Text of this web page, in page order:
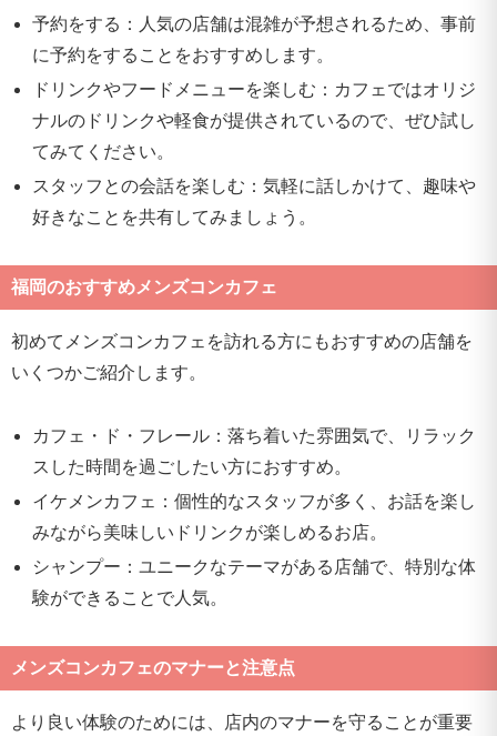
予約をする：人気の店舗は混雑が予想されるため、事前
に予約をすることをおすすめします。
ドリンクやフードメニューを楽しむ：カフェではオリジ
ナルのドリンクや軽食が提供されているので、ぜひ試し
てみてください。
スタッフとの会話を楽しむ：気軽に話しかけて、趣味や
好きなことを共有してみましょう。
福岡のおすすめメンズコンカフェ
初めてメンズコンカフェを訪れる方にもおすすめの店舗を
いくつかご紹介します。
カフェ・ド・フレール：落ち着いた雰囲気で、リラック
スした時間を過ごしたい方におすすめ。
イケメンカフェ：個性的なスタッフが多く、お話を楽し
みながら美味しいドリンクが楽しめるお店。
シャンプー：ユニークなテーマがある店舗で、特別な体
験ができることで人気。
メンズコンカフェのマナーと注意点
より良い体験のためには、店内のマナーを守ることが重要